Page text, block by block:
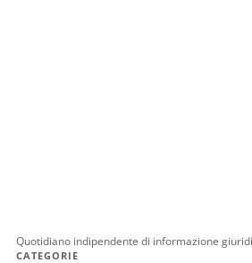
Quotidiano indipendente di informazione
CATEGORIE